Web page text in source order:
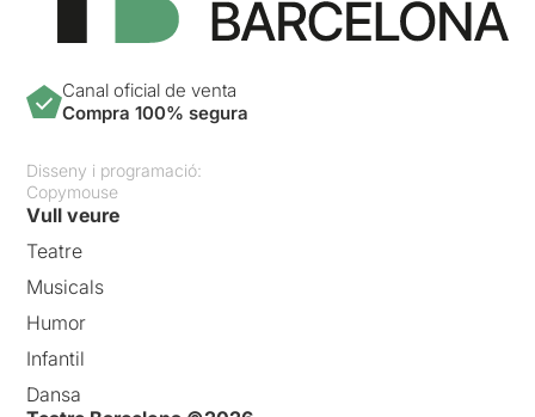
Canal oficial de venta
Compra 100% segura
Disseny i programació:
Copymouse
Vull veure
Teatre
Musicals
Humor
Infantil
Dansa